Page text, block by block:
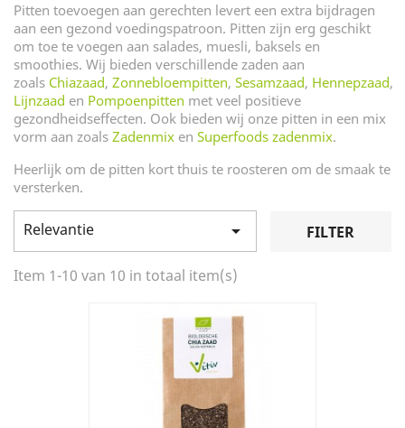
Pitten toevoegen aan gerechten levert een extra bijdragen
aan een gezond voedingspatroon. Pitten zijn erg geschikt
om toe te voegen aan salades, muesli, baksels en
smoothies. Wij bieden verschillende zaden aan
zoals Chiazaad, Zonnebloempitten, Sesamzaad, Hennepzaad,
Lijnzaad en Pompoenpitten met veel positieve
gezondheidseffecten. Ook bieden wij onze pitten in een mix
vorm aan zoals Zadenmix en Superfoods zadenmix.
Heerlijk om de pitten kort thuis te roosteren om de smaak te
versterken.
Relevantie  FILTER
Item 1-10 van 10 in totaal item(s)